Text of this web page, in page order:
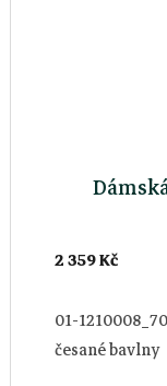
2 359 Kč
01-
česané bavlny